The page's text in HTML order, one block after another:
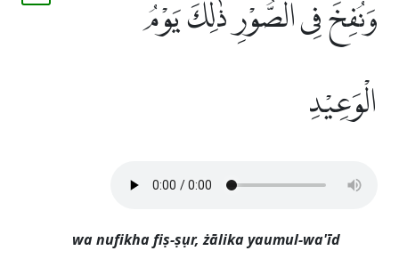
وَنُفِخَ فِى الصُّوْرِۗ ذٰلِكَ يَوْمُ
الْوَعِيْدِ
wa nufikha fiṣ-ṣụr, żālika yaumul-wa'īd